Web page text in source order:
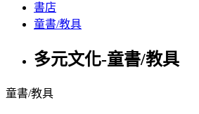
書店
童書/教具
多元文化-童書/教具
童書/教具